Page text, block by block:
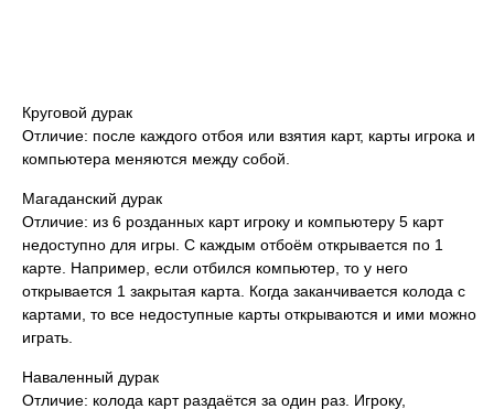
Круговой дурак
Отличие: после каждого отбоя или взятия карт, карты игрока и
компьютера меняются между собой.
Магаданский дурак
Отличие: из 6 розданных карт игроку и компьютеру 5 карт
недоступно для игры. С каждым отбоём открывается по 1
карте. Например, если отбился компьютер, то у него
открывается 1 закрытая карта. Когда заканчивается колода с
картами, то все недоступные карты открываются и ими можно
играть.
Наваленный дурак
Отличие: колода карт раздаётся за один раз. Игроку,